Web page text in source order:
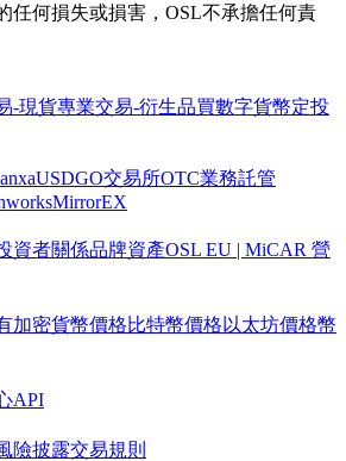
任何損失或損害，OSL不承擔任何責
-現貨專業交易-衍生品買數字貨幣定投
USDGO交易所OTC業務託管
MirrorEX
資者關係品牌資產OSL EU | MiCAR 營
加密貨幣價格比特幣價格 以太坊價格幣
API
險披露交易規則